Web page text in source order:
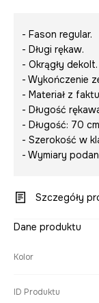
- Fason regular.
- Długi rękaw.
- Okrągły dekolt.
- Wykończenie
- Materiał z
- Długość
- Długość: 70
- Szerokość w
- Wymiary
Szczegóły
Dane produktu
Kolor
ID Produktu